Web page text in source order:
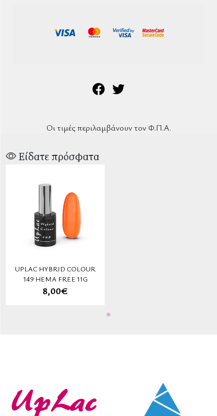
Οι τιμές περιλαμβάνουν τον Φ.Π.Α.
Είδατε πρόσφατα
UPLAC HYBRID COLOUR
149 HEMA FREE 11G
8,00€